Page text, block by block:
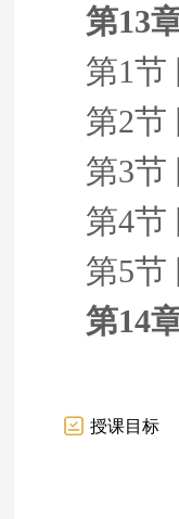
第13
第1节
第2节
第3节
第4节
第5节
第14
授课目标